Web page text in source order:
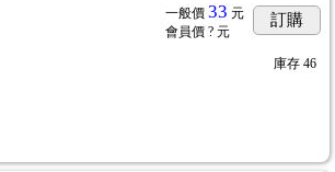
一般價 33 元
會員價 ? 元
訂購
庫存 46